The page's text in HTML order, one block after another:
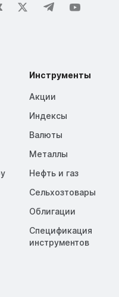
Инструменты
Акции
Индексы
Валюты
Металлы
Нефть и газ
Сельхозтовары
Облигации
Спецификация
инструментов